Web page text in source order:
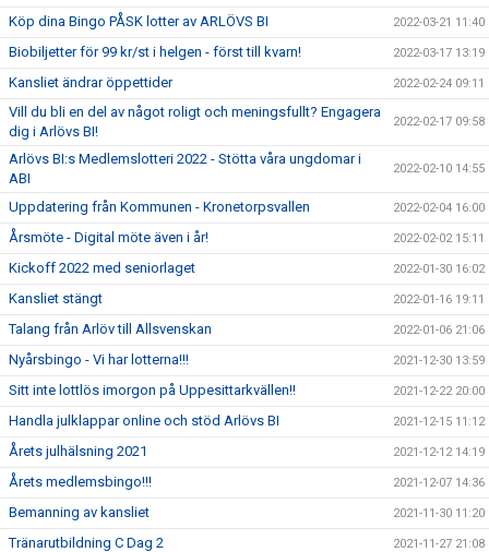
Köp dina Bingo PÅSK lotter av ARLÖVS BI 2022-03-21 11:40
Biobiljetter för 99 kr/st i helgen - först till kvarn! 2022-03-17 13:19
Kansliet ändrar öppettider 2022-02-24 09:11
Vill du bli en del av något roligt och meningsfullt? Engagera
dig i Arlövs BI!
2022-02-17 09:58
Arlövs BI:s Medlemslotteri 2022 - Stötta våra ungdomar i
ABI
2022-02-10 14:55
Uppdatering från Kommunen - Kronetorpsvallen 2022-02-04 16:00
Årsmöte - Digital möte även i år! 2022-02-02 15:11
Kickoff 2022 med seniorlaget 2022-01-30 16:02
Kansliet stängt 2022-01-16 19:11
Talang från Arlöv till Allsvenskan 2022-01-06 21:06
Nyårsbingo - Vi har lotterna!!! 2021-12-30 13:59
Sitt inte lottlös imorgon på Uppesittarkvällen!! 2021-12-22 20:00
Handla julklappar online och stöd Arlövs BI 2021-12-15 11:12
Årets julhälsning 2021 2021-12-12 14:19
Årets medlemsbingo!!! 2021-12-07 14:36
Bemanning av kansliet 2021-11-30 11:20
Tränarutbildning C Dag 2 2021-11-27 21:08